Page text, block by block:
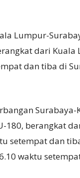
Lumpur-
dari
dan tiba di
180, berangkat
setempat dan
waktu